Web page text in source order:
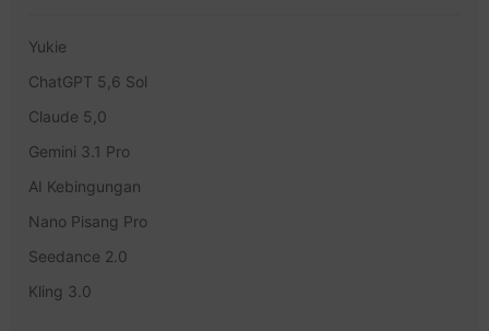
Yukie
ChatGPT 5,6 Sol
Claude 5,0
Gemini 3.1 Pro
AI Kebingungan
Nano Pisang Pro
Seedance 2.0
Kling 3.0